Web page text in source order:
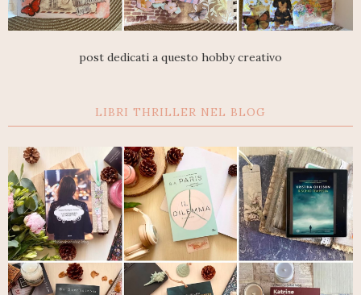
post dedicati a questo hobby creativo
LIBRI THRILLER NEL BLOG